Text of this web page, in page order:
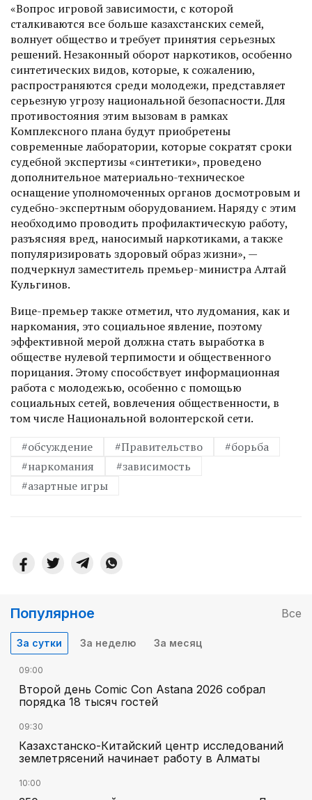
«Вопрос игровой зависимости, с которой
сталкиваются все больше казахстанских семей,
волнует общество и требует принятия серьезных
решений. Незаконный оборот наркотиков, особенно
синтетических видов, которые, к сожалению,
распространяются среди молодежи, представляет
серьезную угрозу национальной безопасности. Для
противостояния этим вызовам в рамках
Комплексного плана будут приобретены
современные лаборатории, которые сократят сроки
судебной экспертизы «синтетики», проведено
дополнительное материально-техническое
оснащение уполномоченных органов досмотровым и
судебно-экспертным оборудованием. Наряду с этим
необходимо проводить профилактическую работу,
разъясняя вред, наносимый наркотиками, а также
популяризировать здоровый образ жизни», —
подчеркнул заместитель премьер-министра Алтай
Кульгинов.
Вице-премьер также отметил, что лудомания, как и
наркомания, это социальное явление, поэтому
эффективной мерой должна стать выработка в
обществе нулевой терпимости и общественного
порицания. Этому способствует информационная
работа с молодежью, особенно с помощью
социальных сетей, вовлечения общественности, в
том числе Национальной волонтерской сети.
#обсуждение
#Правительство
#борьба
#наркомания
#зависимость
#азартные игры
Популярное Все
За сутки За неделю За месяц
09:00
Второй день Comic Con Astana 2026 собрал
порядка 18 тысяч гостей
09:30
Казахстанско-Китайский центр исследований
землетрясений начинает работу в Алматы
10:00